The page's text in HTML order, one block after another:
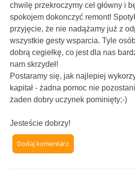
chwilę przekroczymy cel główny i
spokojem dokonczyć remont!
przyjęcie, że nie nadążamy już z
wszystkie gesty wsparcia. Tyle
dobrą cegiełkę, co jest dla nas
nam skrzydeł!
Postaramy się, jak najlepiej
kapitał - żadna pomoc nie
żaden dobry uczynek pominięty;-)
Jesteście dobrzy!
Dodaj komentarz